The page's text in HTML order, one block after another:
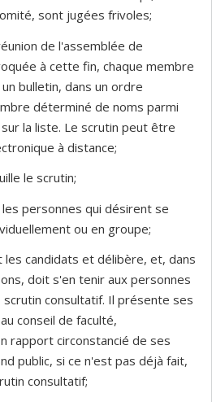
sont jugées frivoles;
de l'assemblée de
à cette fin, chaque membre
bulletin, dans un ordre
déterminé de noms parmi
la liste. Le scrutin peut être
à distance;
le scrutin;
personnes qui désirent se
ou en groupe;
les candidats et délibère, et, dans
doit s'en tenir aux personnes
consultatif. Il présente ses
conseil de faculté,
rapport circonstancié de ses
public, si ce n'est pas déjà fait,
consultatif;